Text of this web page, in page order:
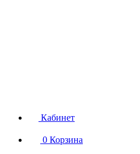
Кабинет
0 Корзина